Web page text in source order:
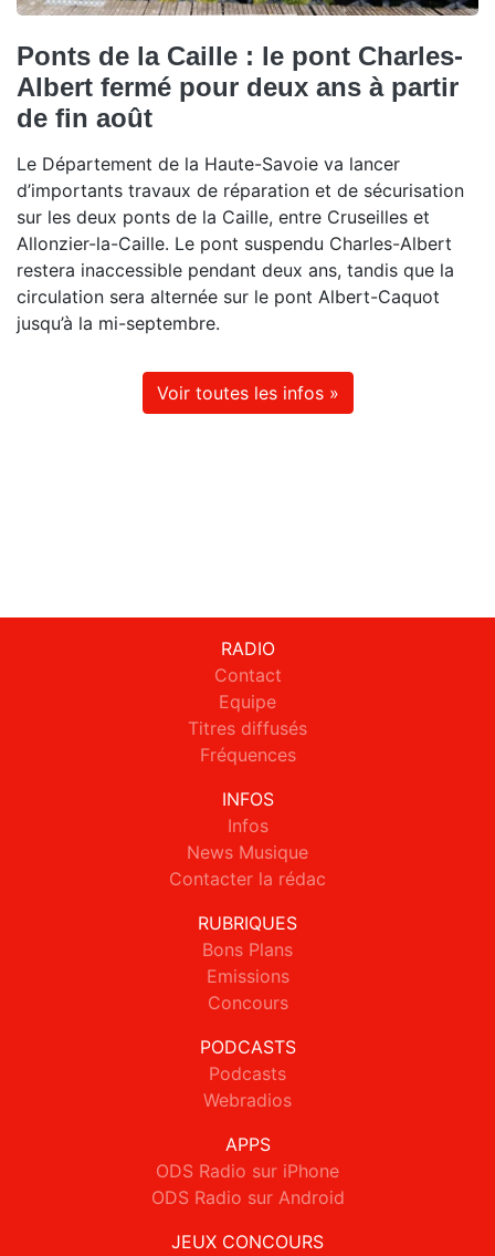
Ponts de la Caille : le pont Charles-
Albert fermé pour deux ans à partir
de fin août
Le Département de la Haute-Savoie va lancer
d’importants travaux de réparation et de sécurisation
sur les deux ponts de la Caille, entre Cruseilles et
Allonzier-la-Caille. Le pont suspendu Charles-Albert
restera inaccessible pendant deux ans, tandis que la
circulation sera alternée sur le pont Albert-Caquot
jusqu’à la mi-septembre.
Voir toutes les infos »
RADIO
Contact
Equipe
Titres diffusés
Fréquences
INFOS
Infos
News Musique
Contacter la rédac
RUBRIQUES
Bons Plans
Emissions
Concours
PODCASTS
Podcasts
Webradios
APPS
ODS Radio sur iPhone
ODS Radio sur Android
JEUX CONCOURS